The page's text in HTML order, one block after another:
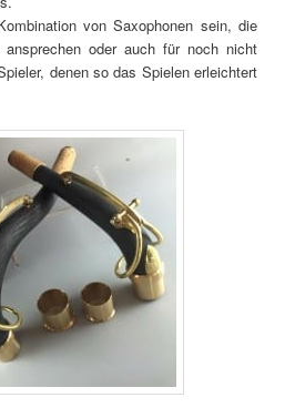
von Saxophonen sein, die
oder auch für noch nicht
denen so das Spielen erleichtert